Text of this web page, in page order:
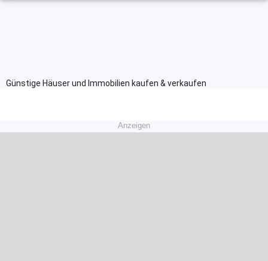
Günstige Häuser und Immobilien kaufen & verkaufen
Anzeigen